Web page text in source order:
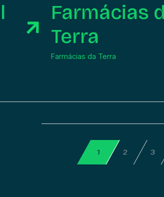
Farmácias
Terra
Farmácias da Terra
1 2 3